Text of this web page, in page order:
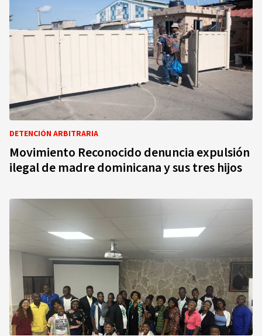
DETENCIÓN ARBITRARIA
Movimiento Reconocido denuncia expulsión
ilegal de madre dominicana y sus tres hijos